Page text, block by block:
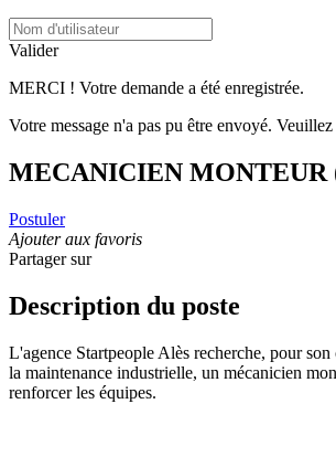
Valider
MERCI ! Votre demande a été enregistrée.
Votre message n'a pas pu être envoyé.
MECANICIEN MONTEUR
Postuler
Ajouter aux favoris
Partager sur
Description du poste
L'agence Startpeople Alès recherche, pour son
la maintenance industrielle, un mécanicien
renforcer les équipes.